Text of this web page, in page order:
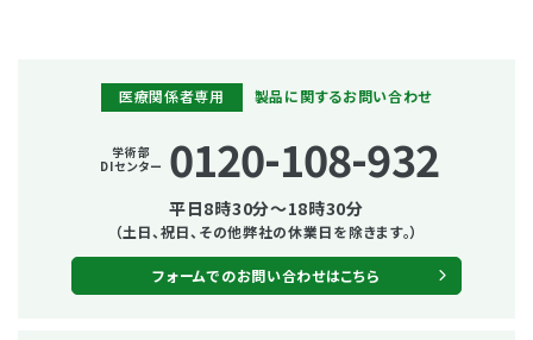
医療関係者専用 製品に関するお問い合わせ
学術部
DIセンター 0120-108-932
平日8時30分～18時30分
（土日、祝日、その他弊社の休業日を除きます。）
フォームでのお問い合わせはこちら